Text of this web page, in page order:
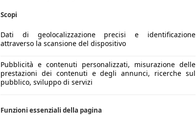
Scopi
Dati di geolocalizzazione precisi e identificazione
attraverso la scansione del dispositivo
Pubblicità e contenuti personalizzati, misurazione delle
prestazioni dei contenuti e degli annunci, ricerche sul
pubblico, sviluppo di servizi
Funzioni essenziali della pagina